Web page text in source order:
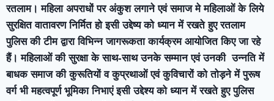
रतलाम। महिला अपराधों पर अंकुश लगाने एवं समाज मे महिलाओं के लिये
सुरक्षित वातावरण निर्मित हो इसी उद्देष्य को ध्यान में रखते हुए रतलाम
पुलिस की टीम द्वारा विभिन्न जागरूकता कार्यक्रम आयोजित किए जा रहे
हैं। महिलाओं की सुरक्षा के साथ-साथ उनके सम्मान एवं उनकी उन्नति में
बाधक समाज की कुरूतियों व कुप्रथाओं एवं कुविचारों को तोड़ने में पुरूष
वर्ग भी महत्वपूर्ण भूमिका निभाएं इसी उद्देश्य को ध्यान में रखते हुए पुलिस